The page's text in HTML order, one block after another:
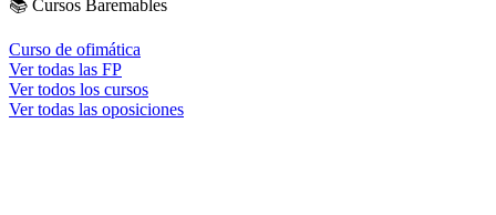
📚 Cursos Baremables
Curso de ofimática
Ver todas las FP
Ver todos los cursos
Ver todas las oposiciones